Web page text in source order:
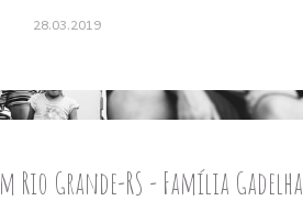
28.03.2019
Rio Grande-RS - Família Gadelha